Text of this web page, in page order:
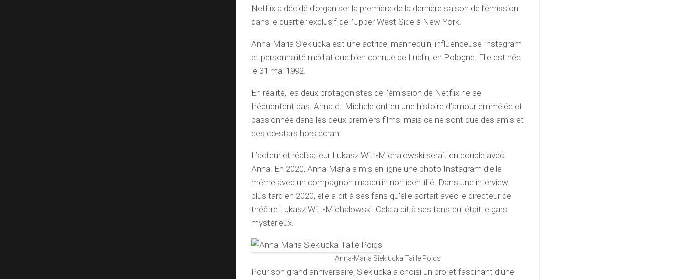
Netflix a décidé d’organiser la première de la dernière saison de l’émission
dans le quartier exclusif de l’Upper West Side à New York.
Anna-Maria Sieklucka est une actrice, mannequin, influenceuse Instagram
et personnalité médiatique bien connue de Lublin, en Pologne. Elle est née
le 31 mai 1992.
En réalité, les deux protagonistes de l’émission de Netflix ne se
fréquentent pas. Anna et Michele ont eu une histoire d’amour emmêlée et
passionnée dans les deux premiers films, mais ce ne sont que des amis et
des co-stars hors écran.
L’acteur et réalisateur Lukasz Witt-Michalowski serait en couple avec
Anna. En 2020, Anna-Maria a mis en ligne une photo Instagram d’elle-
même avec un compagnon masculin non identifié. Dans une interview
plus tard en 2020, elle a dit à ses fans qu’elle sortait avec le directeur de
théâtre Lukasz Witt-Michalowski. Cela a dit à ses fans qui était le gars
mystérieux.
Anna-Maria Sieklucka Taille Poids
Pour son grand anniversaire, Sieklucka a choisi un projet fascinant d’une